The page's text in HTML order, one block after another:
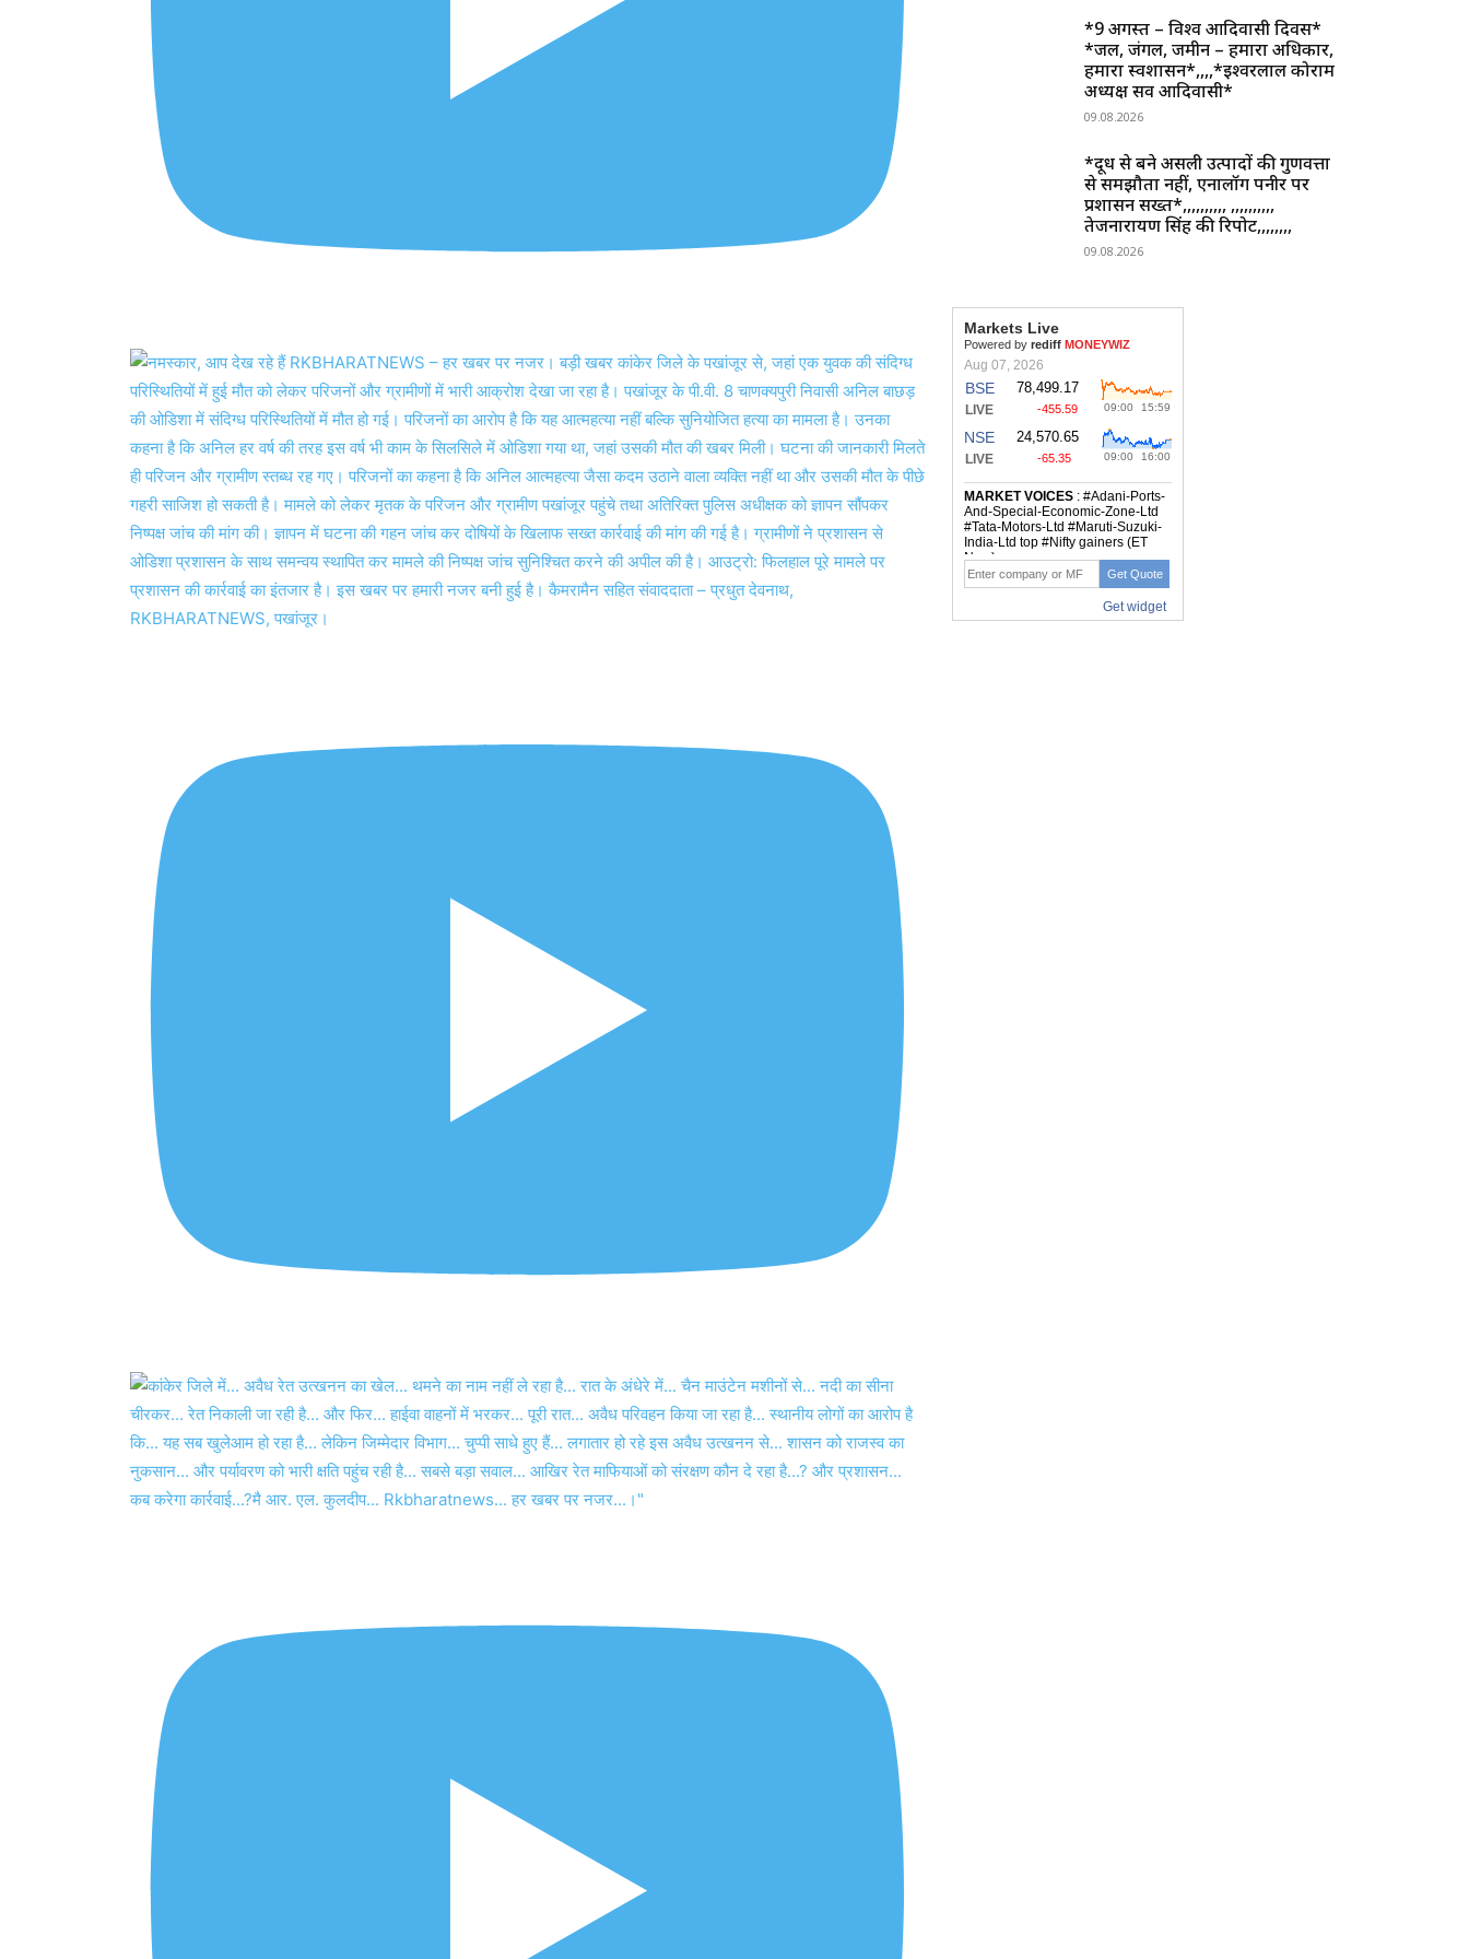
*9 अगस्त – विश्व आदिवासी दिवस*
*जल, जंगल, जमीन – हमारा अधिकार,
हमारा स्वशासन*,,,,*ईश्वरलाल कोर्राम
अध्यक्ष सर्व आदिवासी*
09.08.2026
*दूध से बने असली उत्पादों की गुणवत्ता
से समझौता नहीं, एनालॉग पनीर पर
प्रशासन सख्त*,,,,,,,,,, ,,,,,,,,,,
तेजनारायण सिंह की रिपोर्ट,,,,,,,,
09.08.2026